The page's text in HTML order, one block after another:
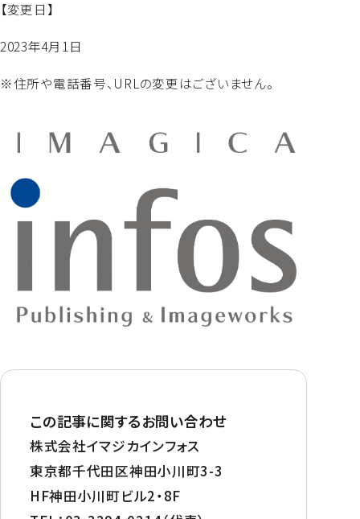
【変更日】
2023年4月1日
※住所や電話番号、URLの変更はございません。
この記事に関するお問い合わせ
株式会社イマジカインフォス
東京都千代田区神田小川町3-3
HF神田小川町ビル2・8F